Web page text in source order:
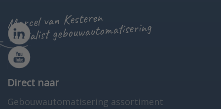
Marcel van Kesteren
specialist gebouwautomatisering
Direct naar
Gebouwautomatisering assortiment